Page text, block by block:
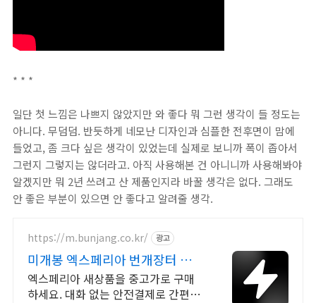
* * *
일단 첫 느낌은 나쁘지 않았지만 와 좋다 뭐 그런 생각이 들 정도는
아니다. 무덤덤. 반듯하게 네모난 디자인과 심플한 전후면이 맘에
들었고, 좀 크다 싶은 생각이 있었는데 실제로 보니까 폭이 좁아서
그런지 그렇지는 않더라고. 아직 사용해본 건 아니니까 사용해봐야
알겠지만 뭐 2년 쓰려고 산 제품인지라 바꿀 생각은 없다. 그래도
안 좋은 부분이 있으면 안 좋다고 알려줄 생각.
https://m.bunjang.co.kr/ 광고
미개봉 엑스페리아 번개장터 국내
최대 브랜드 중고거래
엑스페리아 새상품을 중고가로 구매
하세요. 대화 없는 안전결제로 간편하